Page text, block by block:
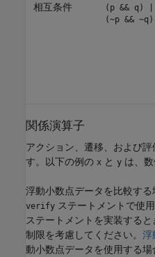
相互条件
(p && q) ||
(~p && ~q)
関係演算子
アクション、遷移、および
す。以下の例の x と y は、
浮動小数点データを比較する
verify ステートメントで使
ステートメントを実装する
制限を考慮してください。 浮
動小数点データを使用する